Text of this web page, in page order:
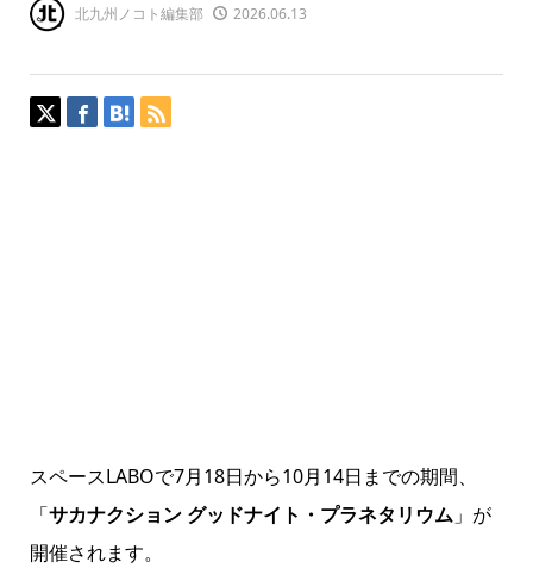
北九州ノコト編集部 2026.06.13
スペースLABOで7月18日から10月14日までの期間、
「サカナクション グッドナイト・プラネタリウム」が
開催されます。